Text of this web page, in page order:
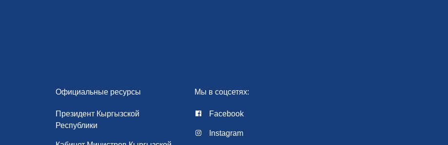
Официальные ресурсы
Президент Кыргызской
Республики
Мы в соцсетях:
Facebook
Instagram